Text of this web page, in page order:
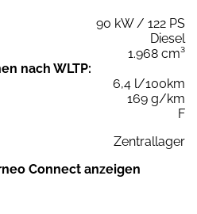
90 kW / 122 PS
Diesel
1.968 cm³
nach WLTP:
6,4 l/100km
169 g/km
F
Zentrallager
Connect anzeigen